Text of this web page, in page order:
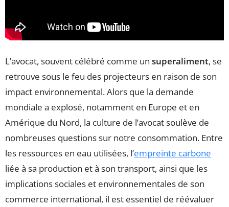
L’avocat, souvent célébré comme un superaliment, se
retrouve sous le feu des projecteurs en raison de son
impact environnemental. Alors que la demande
mondiale a explosé, notamment en Europe et en
Amérique du Nord, la culture de l’avocat soulève de
nombreuses questions sur notre consommation. Entre
les ressources en eau utilisées, l’empreinte carbone
liée à sa production et à son transport, ainsi que les
implications sociales et environnementales de son
commerce international, il est essentiel de réévaluer